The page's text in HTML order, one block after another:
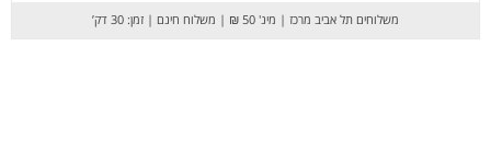
משלוחים תל אביב מרכז | מינ' 50 ₪ | משלוח חינם | זמן: 30 דק’